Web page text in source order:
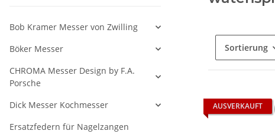
Sortierung
AUSVERKAUFT
Bob Kramer Messer von Zwilling
Böker Messer
CHROMA Messer Design by F.A.
Porsche
Dick Messer Kochmesser
Ersatzfedern für Nagelzangen